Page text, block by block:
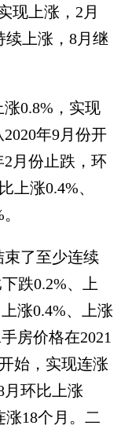
现上涨，2月
续上涨，8月继
0.8%，实现
年9月份开
月份止跌，环
上涨0.4%、
了至少连续
跌0.2%、上
涨0.4%、上涨
房价格在2021
始，实现连涨
月环比上涨
涨18个月。二